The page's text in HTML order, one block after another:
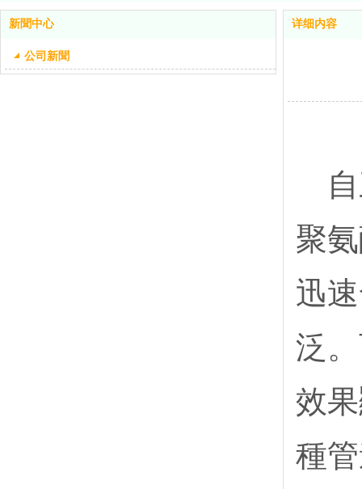
新聞中心
公司新聞
详细内容
自
聚
迅
泛
效
種